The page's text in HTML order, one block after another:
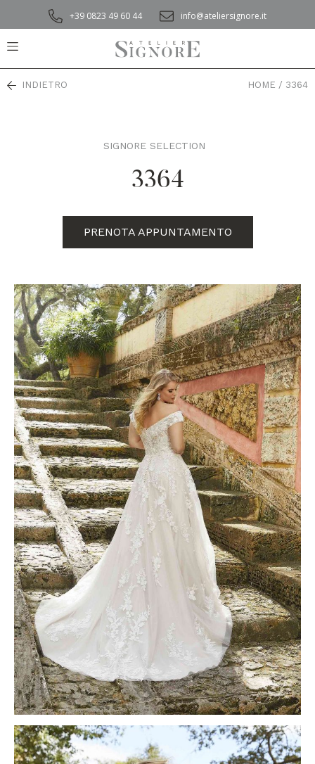
+39 0823 49 60 44 info@ateliersignore.it
INDIETRO HOME / 3364
SIGNORE SELECTION
3364
PRENOTA APPUNTAMENTO